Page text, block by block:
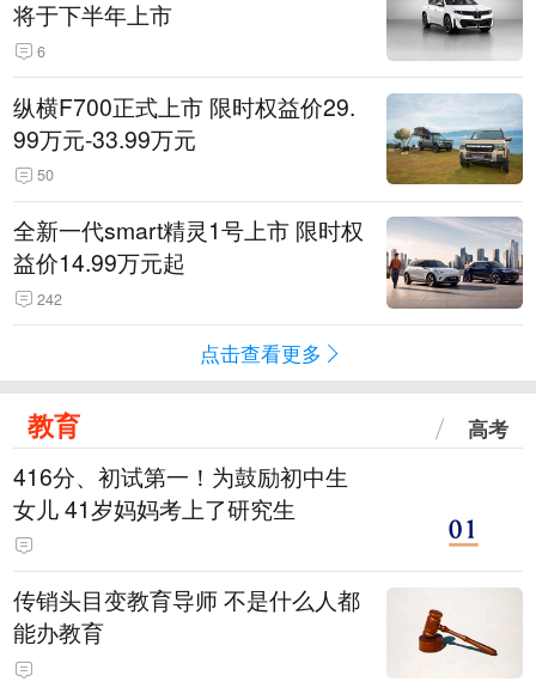
将于下半年上市
6
纵横F700正式上市 限时权益价29.
99万元-33.99万元
50
全新一代smart精灵1号上市 限时权
益价14.99万元起
242
点击查看更多
教育 高考
416分、初试第一！为鼓励初中生
女儿 41岁妈妈考上了研究生
传销头目变教育导师 不是什么人都
能办教育